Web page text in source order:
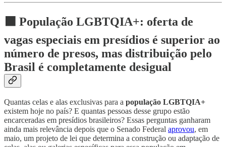
⬛ População LGBTQIA+: oferta de
vagas especiais em presídios é superior ao
número de presos, mas distribuição pelo
Brasil é completamente desigual
Quantas celas e alas exclusivas para a população LGBTQIA+
existem hoje no país? E quantas pessoas desse grupo estão
encarceradas em presídios brasileiros? Essas perguntas ganharam
ainda mais relevância depois que o Senado Federal aprovou, em
maio, um projeto de lei que determina a construção ou adaptação de